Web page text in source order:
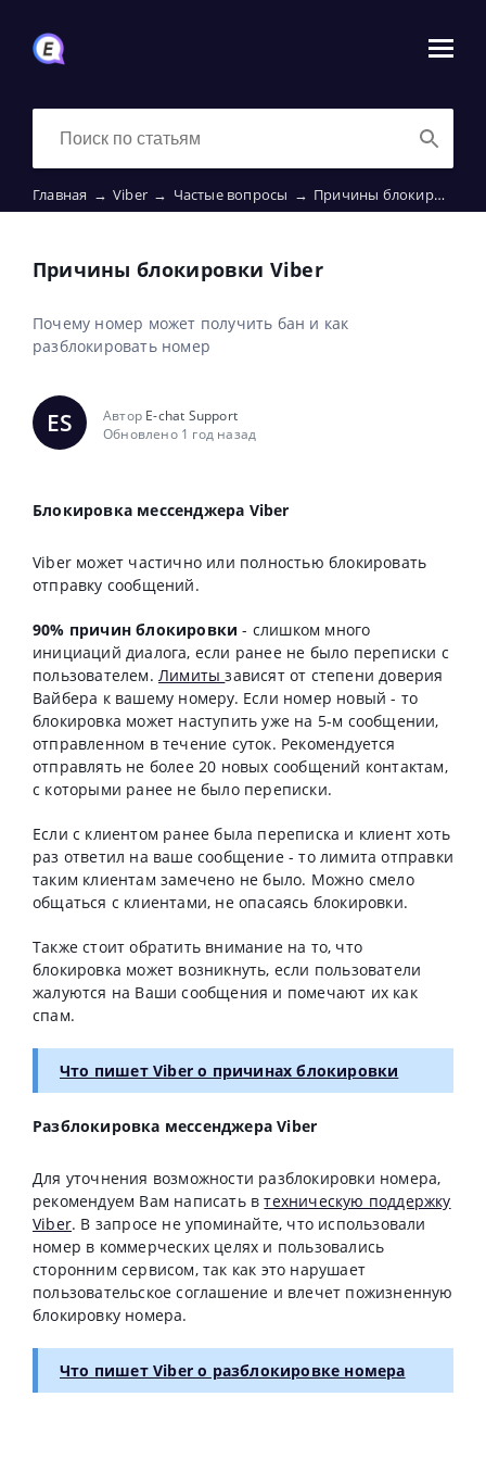
Главная → Viber → Частые вопросы → Причины блокировки Viber
Причины блокировки Viber
Почему номер может получить бан и как
разблокировать номер
ES Автор E-chat Support
Обновлено 1 год назад
Блокировка мессенджера Viber
Viber может частично или полностью блокировать
отправку сообщений.
90% причин блокировки - слишком много
инициаций диалога, если ранее не было переписки с
пользователем. Лимитызависят от степени доверия
Вайбера к вашему номеру. Если номер новый - то
блокировка может наступить уже на 5-м сообщении,
отправленном в течение суток. Рекомендуется
отправлять не более 20 новых сообщений контактам,
с которыми ранее не было переписки.
Если с клиентом ранее была переписка и клиент хоть
раз ответил на ваше сообщение - то лимита отправки
таким клиентам замечено не было. Можно смело
общаться с клиентами, не опасаясь блокировки.
Также стоит обратить внимание на то, что
блокировка может возникнуть, если пользователи
жалуются на Ваши сообщения и помечают их как
спам.
Что пишет Viber о причинах блокировки
Разблокировка мессенджера Viber
Для уточнения возможности разблокировки номера,
рекомендуем Вам написать втехническую поддержку
Viber. В запросе не упоминайте, что использовали
номер в коммерческих целях и пользовались
сторонним сервисом, так как это нарушает
пользовательское соглашение и влечет пожизненную
блокировку номера.
Что пишет Viber о разблокировке номера